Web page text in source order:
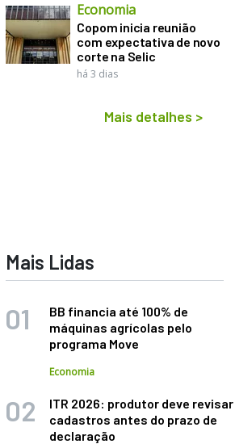
Economia
Copom inicia reunião
com expectativa de novo
corte na Selic
há 3 dias
Mais detalhes >
Mais Lidas
BB financia até 100% de
máquinas agrícolas pelo
programa Move
Economia
ITR 2026: produtor deve revisar
cadastros antes do prazo de
declaração